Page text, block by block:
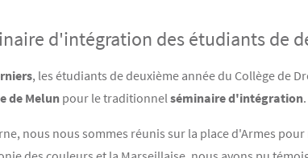
d'intégration des étudiants de
, les étudiants de deuxième année du Collège de
de Melunpour le traditionnelséminaire d'intégration
nous nous sommes réunis sur la place d'Armes